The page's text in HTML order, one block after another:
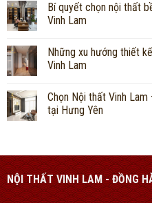
Bí quyết chọn nội thất
Vinh Lam
Những xu hướng thiết
Vinh Lam
Chọn Nội thất Vinh
tại Hưng Yên
NỘI THẤT VINH LAM - ĐỒNG